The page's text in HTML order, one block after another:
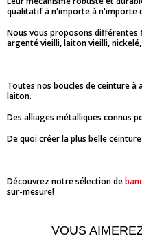
qualitatif à n'importe à n'importe
Nous vous proposons
argenté vieilli, laiton vieilli,
Toutes nos boucles de ceinture à
laiton.
Des alliages métalliques connus
De quoi créer la plus belle
Découvrez notre sélection de
sur-mesure!
VOUS